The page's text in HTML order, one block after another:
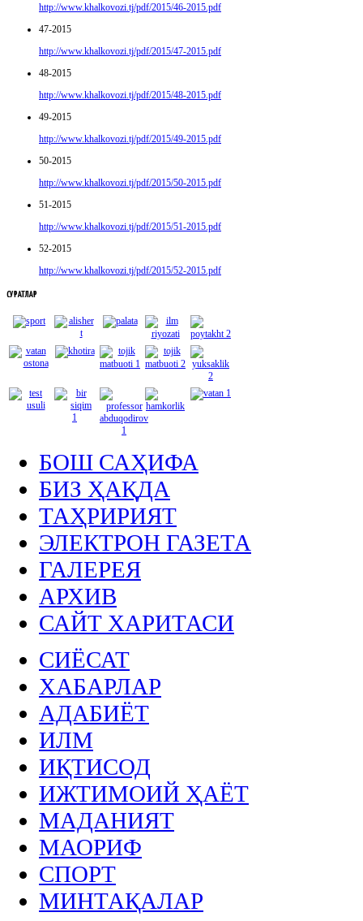
http://www.khalkovozi.tj/pdf/2015/46-2015.pdf
47-2015
http://www.khalkovozi.tj/pdf/2015/47-2015.pdf
48-2015
http://www.khalkovozi.tj/pdf/2015/48-2015.pdf
49-2015
http://www.khalkovozi.tj/pdf/2015/49-2015.pdf
50-2015
http://www.khalkovozi.tj/pdf/2015/50-2015.pdf
51-2015
http://www.khalkovozi.tj/pdf/2015/51-2015.pdf
52-2015
http://www.khalkovozi.tj/pdf/2015/52-2015.pdf
СУРАТЛАР
БОШ САҲИФА
БИЗ ҲАҚДА
ТАҲРИРИЯТ
ЭЛЕКТРОН ГАЗЕТА
ГАЛЕРЕЯ
АРХИВ
САЙТ ХАРИТАСИ
СИЁСАТ
ХАБАРЛАР
АДАБИЁТ
ИЛМ
ИҚТИСОД
ИЖТИМОИЙ ҲАЁТ
МАДАНИЯТ
МАОРИФ
СПОРТ
МИНТАҚАЛАР